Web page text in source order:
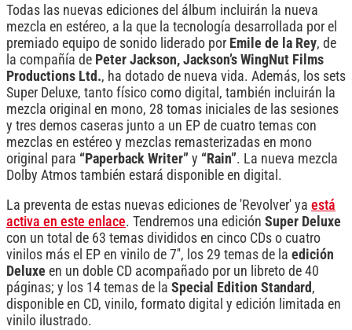
Todas las nuevas ediciones del álbum incluirán la nueva
mezcla en estéreo, a la que la tecnología desarrollada por el
premiado equipo de sonido liderado por Emile de la Rey, de
la compañía de Peter Jackson, Jackson’s WingNut Films
Productions Ltd., ha dotado de nueva vida. Además, los sets
Super Deluxe, tanto físico como digital, también incluirán la
mezcla original en mono, 28 tomas iniciales de las sesiones
y tres demos caseras junto a un EP de cuatro temas con
mezclas en estéreo y mezclas remasterizadas en mono
original para “Paperback Writer” y “Rain”. La nueva mezcla
Dolby Atmos también estará disponible en digital.
La preventa de estas nuevas ediciones de 'Revolver' ya está
activa en este enlace. Tendremos una edición Super Deluxe
con un total de 63 temas divididos en cinco CDs o cuatro
vinilos más el EP en vinilo de 7'', los 29 temas de la edición
Deluxe en un doble CD acompañado por un libreto de 40
páginas; y los 14 temas de la Special Edition Standard ,
disponible en CD, vinilo, formato digital y edición limitada en
vinilo ilustrado.